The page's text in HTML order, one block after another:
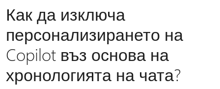
Как да изключа
персонализирането на
Copilot въз основа на
хронологията на чата?